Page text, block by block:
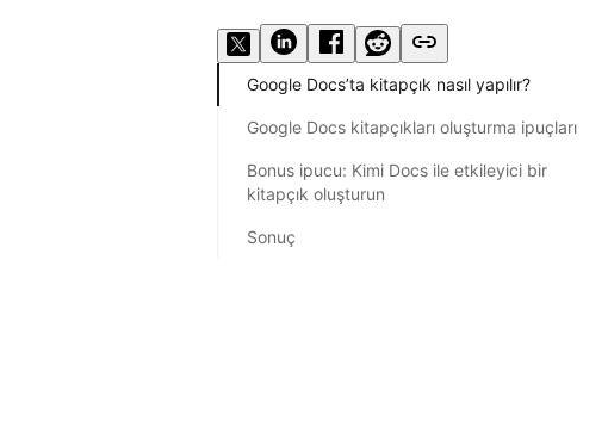
Google Docs’ta kitapçık nasıl yapılır?
Google Docs kitapçıkları oluşturma ipuçları
Bonus ipucu: Kimi Docs ile etkileyici bir
kitapçık oluşturun
Sonuç